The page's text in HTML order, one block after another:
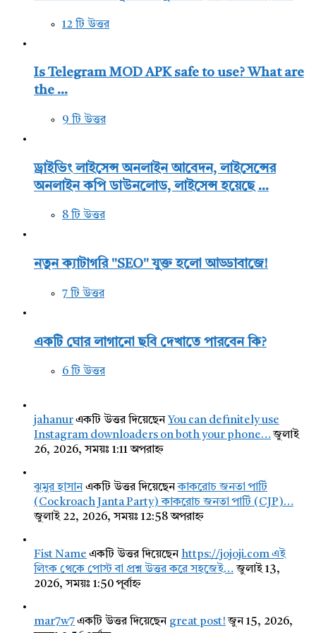
12 টি উত্তর
Is Telegram MOD APK safe to use? What are
the ...
9 টি উত্তর
ড্রাইভিং লাইসেন্স অনলাইন আবেদন, লাইসেন্সের
অনলাইন কপি ডাউনলোড, লাইসেন্স হয়েছে ...
8 টি উত্তর
নতুন ক্যাটাগরি "SEO" যুক্ত হলো আড্ডাবাজে!
7 টি উত্তর
একটি ঘোর লাগানো ছবি দেখাতে পারবেন কি?
6 টি উত্তর
jahanurএকটি উত্তর দিয়েছেন You can definitely use
Instagram downloaders on both your phone… জুলাই
26, 2026, সময়ঃ 1:11 অপরাহ্ন
ঝুমুর হাসানএকটি উত্তর দিয়েছেনকাকরোচ জনতা পার্টি
(Cockroach Janta Party) কাকরোচ জনতা পার্টি (CJP)…
জুলাই 22, 2026, সময়ঃ 12:58 অপরাহ্ন
Fist Name একটি উত্তর দিয়েছেন https://jojoji.com এই
লিংক থেকে পোস্ট বা প্রশ্ন উত্তর করে সহজেই… জুলাই 13,
2026, সময়ঃ 1:50 পূর্বাহ্ন
mar7w7একটি উত্তর দিয়েছেন great post! জুন 15, 2026,